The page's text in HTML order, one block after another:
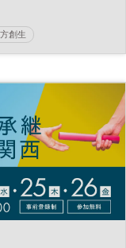
創生
ーション